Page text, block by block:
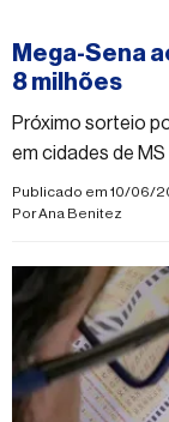
Mega-Sena
8 milhões
Próximo sorteio
em cidades de MS
Publicado em 10/06/
PorAna Benitez